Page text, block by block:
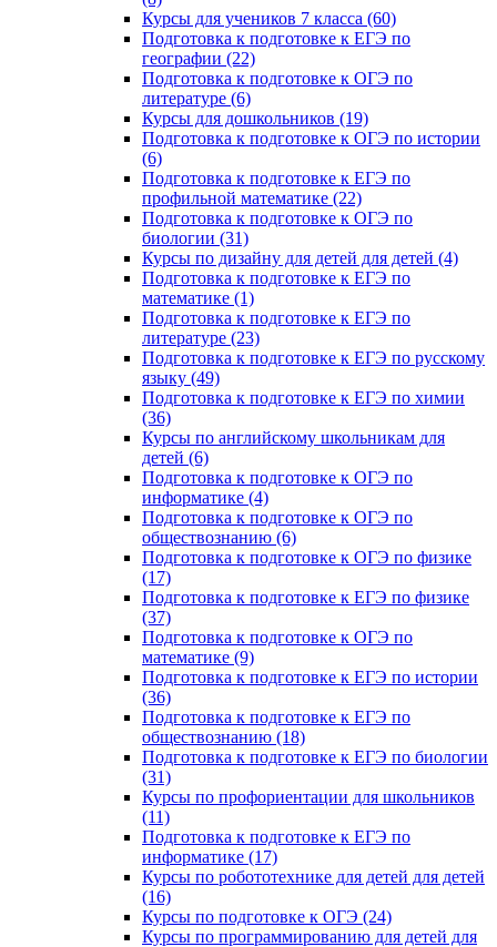
Курсы для учеников 7 класса (60)
Подготовка к подготовке к ЕГЭ по
географии (22)
Подготовка к подготовке к ОГЭ по
литературе (6)
Курсы для дошкольников (19)
Подготовка к подготовке к ОГЭ по истории
(6)
Подготовка к подготовке к ЕГЭ по
профильной математике (22)
Подготовка к подготовке к ОГЭ по
биологии (31)
Курсы по дизайну для детей для детей (4)
Подготовка к подготовке к ЕГЭ по
математике (1)
Подготовка к подготовке к ЕГЭ по
литературе (23)
Подготовка к подготовке к ЕГЭ по русскому
языку (49)
Подготовка к подготовке к ЕГЭ по химии
(36)
Курсы по английскому школьникам для
детей (6)
Подготовка к подготовке к ОГЭ по
информатике (4)
Подготовка к подготовке к ОГЭ по
обществознанию (6)
Подготовка к подготовке к ОГЭ по физике
(17)
Подготовка к подготовке к ЕГЭ по физике
(37)
Подготовка к подготовке к ОГЭ по
математике (9)
Подготовка к подготовке к ЕГЭ по истории
(36)
Подготовка к подготовке к ЕГЭ по
обществознанию (18)
Подготовка к подготовке к ЕГЭ по биологии
(31)
Курсы по профориентации для школьников
(11)
Подготовка к подготовке к ЕГЭ по
информатике (17)
Курсы по робототехнике для детей для детей
(16)
Курсы по подготовке к ОГЭ (24)
Курсы по программированию для детей для